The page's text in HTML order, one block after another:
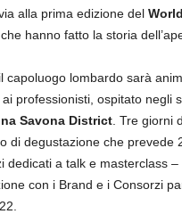
alla prima edizione del
hanno fatto la storia
il capoluogo lombardo sarà
professionisti, ospitato negli
Savona District. Tre giorni
di degustazione che
dedicati a talk e masterclass
con i Brand e i Consorzi